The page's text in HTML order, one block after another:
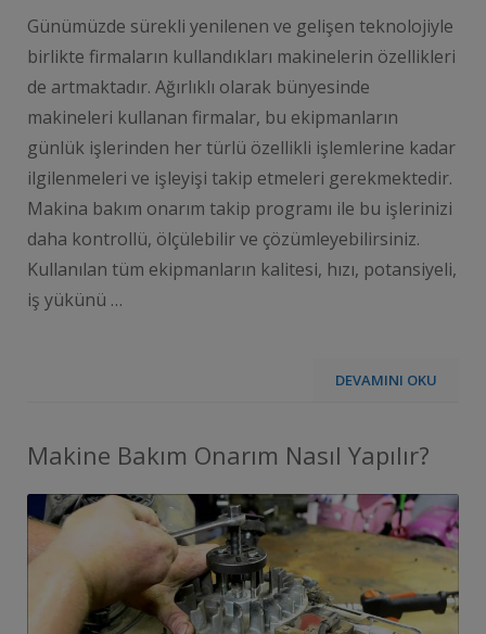
Günümüzde sürekli yenilenen ve gelişen teknolojiyle
birlikte firmaların kullandıkları makinelerin özellikleri
de artmaktadır. Ağırlıklı olarak bünyesinde
makineleri kullanan firmalar, bu ekipmanların
günlük işlerinden her türlü özellikli işlemlerine kadar
ilgilenmeleri ve işleyişi takip etmeleri gerekmektedir.
Makina bakım onarım takip programı ile bu işlerinizi
daha kontrollü, ölçülebilir ve çözümleyebilirsiniz.
Kullanılan tüm ekipmanların kalitesi, hızı, potansiyeli,
iş yükünü …
DEVAMINI OKU
Makine Bakım Onarım Nasıl Yapılır?